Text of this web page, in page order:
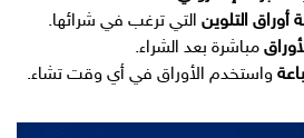
أوراق التلوين التي ترغب في شرائها.
مباشرة بعد الشراء.
واستخدم الأوراق في أي وقت تشاء.